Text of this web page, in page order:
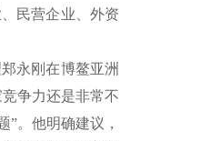
民营企业、外资
永刚在博鳌亚洲
争力还是非常不
。他明确建议，